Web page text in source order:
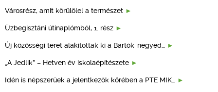
Városrész, amit körülölel a természet
Üzbegisztáni útinaplómból, 1. rész
Új közösségi teret alakítottak ki a Bartók-negyed…
„A Jedlik” – Hetven év iskolaépítészete
Idén is népszerűek a jelentkezők körében a PTE MIK…